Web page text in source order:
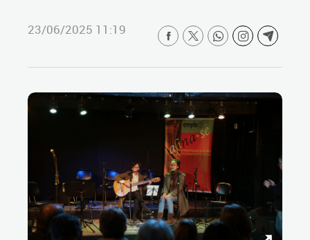
23/06/2025 11:19